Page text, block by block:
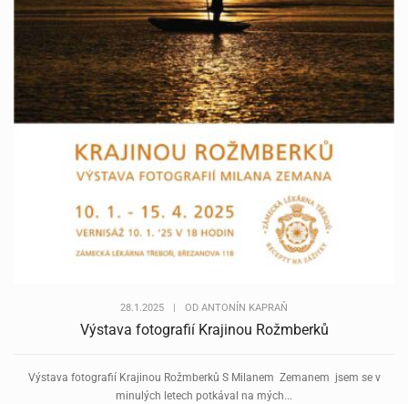
28.1.2025 OD ANTONÍN KAPRAŇ
Výstava fotografií Krajinou Rožmberků
Výstava fotografií Krajinou Rožmberků S Milanem Zemanem jsem se v
minulých letech potkával na mých...